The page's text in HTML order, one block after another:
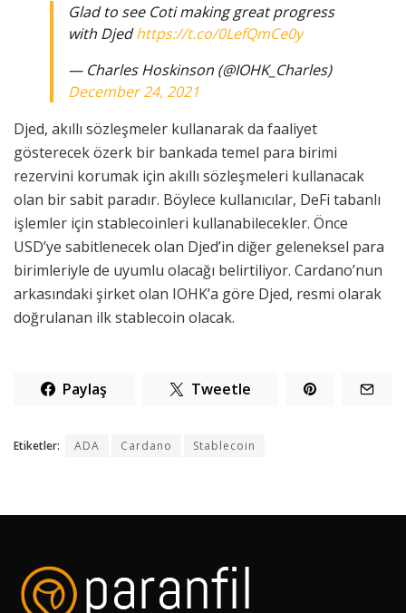
Glad to see Coti making great progress
with Djedhttps://t.co/0LefQmCe0y
— Charles Hoskinson (@IOHK_Charles)
December 24, 2021
Djed, akıllı sözleşmeler kullanarak da faaliyet
gösterecek özerk bir bankada temel para birimi
rezervini korumak için akıllı sözleşmeleri kullanacak
olan bir sabit paradır. Böylece kullanıcılar, DeFi tabanlı
işlemler için stablecoinleri kullanabilecekler. Önce
USD’ye sabitlenecek olan Djed’in diğer geleneksel para
birimleriyle de uyumlu olacağı belirtiliyor. Cardano’nun
arkasındaki şirket olan IOHK’a göre Djed, resmi olarak
doğrulanan ilk stablecoin olacak.
Paylaş Tweetle
Etiketler: ADA Cardano Stablecoin